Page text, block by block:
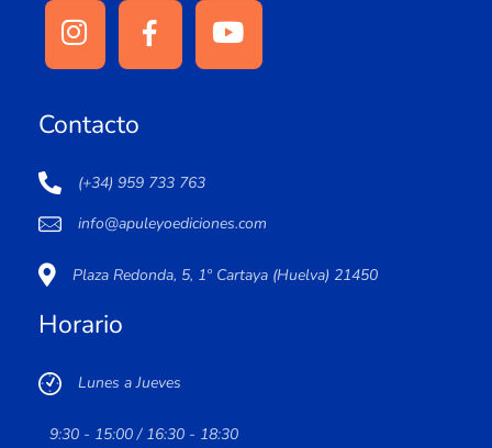
Contacto
(+34) 959 733 763
info@apuleyoediciones.com
Plaza Redonda, 5, 1º Cartaya (Huelva) 21450
Horario
Lunes a Jueves
9:30 - 15:00 / 16:30 - 18:30